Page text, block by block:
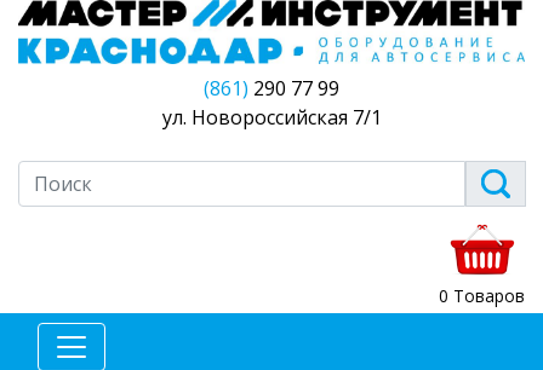
(861) 290 77 99
ул. Новороссийская 7/1
0 Товаров